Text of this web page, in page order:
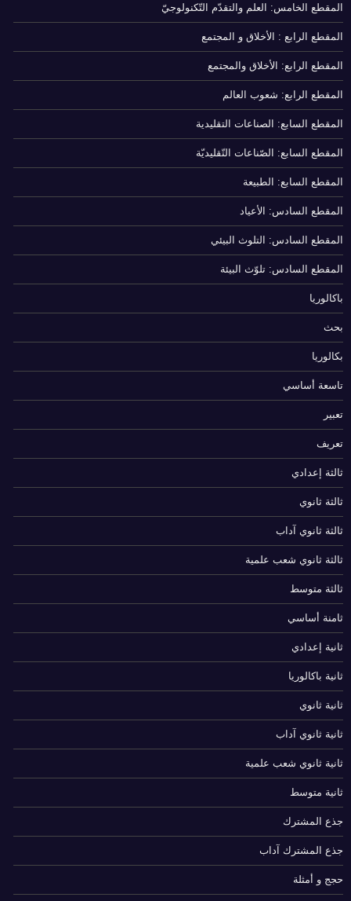
المقطع الخامس: العلم والتقدّم التّكنولوجيّ
المقطع الرابع : الأخلاق و المجتمع
المقطع الرابع: الأخلاق والمجتمع
المقطع الرابع: شعوب العالم
المقطع السابع: الصناعات التقليدية
المقطع السابع: الصّناعات التّقليديّة
المقطع السابع: الطبيعة
المقطع السادس: الأعياد
المقطع السادس: التلوث البيئي
المقطع السادس: تلوّث البيئة
باكالوريا
بحث
بكالوريا
تاسعة أساسي
تعبير
تعريف
ثالثة إعدادي
ثالثة ثانوي
ثالثة ثانوي آداب
ثالثة ثانوي شعب علمية
ثالثة متوسط
ثامنة أساسي
ثانية إعدادي
ثانية باكالوريا
ثانية ثانوي
ثانية ثانوي آداب
ثانية ثانوي شعب علمية
ثانية متوسط
جذع المشترك
جذع المشترك آداب
حجج و أمثلة